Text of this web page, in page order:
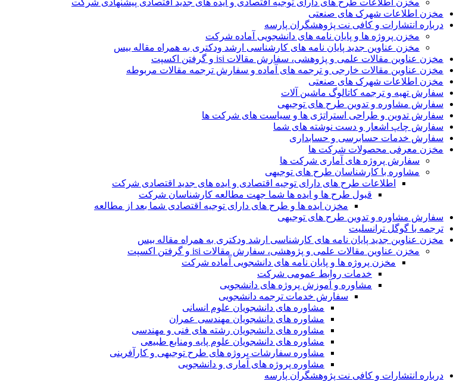
مخزن اطلاعات شهرک های صنعتی
درباره انتشارات و کافی نت پژوهشگران پارسه
مخزن پروژه ها و پایان نامه های دانشجویی آماده شرکت
مخزن عناوین جدید پایان نامه های کارشناسی ارشد ودکتری به همراه مقاله بیس
مخزن عناوین مقالات علمی و پژوهشی، سفارش مقالات isi و گرفتن اکسپت
مخزن عناوین مقالات خارجی و ترجمه های آماده و سفارش ترجمه مقالات مربوطه
مخزن اطلاعات شهرک های صنعتی
سفارش تهیه و ترجمه کاتالوگ ماشین آلات
سفارش مشاوره و تدوین طرح های توجیهی
سفارش تدوین و طراحی استراتژی ها و سیاست های شرکت ها
سفارش چاپ اشعار و دست نوشته های شما
سفارش خدمات حسابرسی و حسابداری
مخزن معرفی محصولات شرکت ها
سفارش پروژه های آماری شرکت ها
مشاوره با کارشناسان طرح های توجیهی
اطلاعات طرح های دارای توجیه اقتصادی و ایده های جدید اقتصادی شرکت
قبول طرح ها و ایده ها شما جهت مطالعه کارشناسان شرکت
مخزن ایده ها و طرح های دارای توجیه اقتصادی شما بعد از مطالعه
سفارش مشاوره و تدوین طرح های توجیهی
ترجمه با گوگل ترانسلیت
مخزن عناوین جدید پایان نامه های کارشناسی ارشد ودکتری به همراه مقاله بیس
مخزن عناوین مقالات علمی و پژوهشی، سفارش مقالات isi و گرفتن اکسپت
مخزن پروژه ها و پایان نامه های دانشجویی آماده شرکت
خدمات روابط عمومی شرکت
مشاوره و آموزش پروژه های دانشجویی
سفارش خدمات ترجمه دانشجویی
مشاوره های دانشجویان علوم انسانی
مشاوره های دانشجویان مهندسی عمران
مشاوره های دانشجویان رشته های فنی و مهندسی
مشاوره های دانشجویان علوم پایه ومنابع طبیعی
مشاوره سفارشات پروژه های طرح توجیهی و کارآفرینی
مشاوره پروژه های آماری و دانشجویی
درباره انتشارات و کافی نت پژوهشگران پارسه